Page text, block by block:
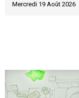
Mercredi 19 Août 2026